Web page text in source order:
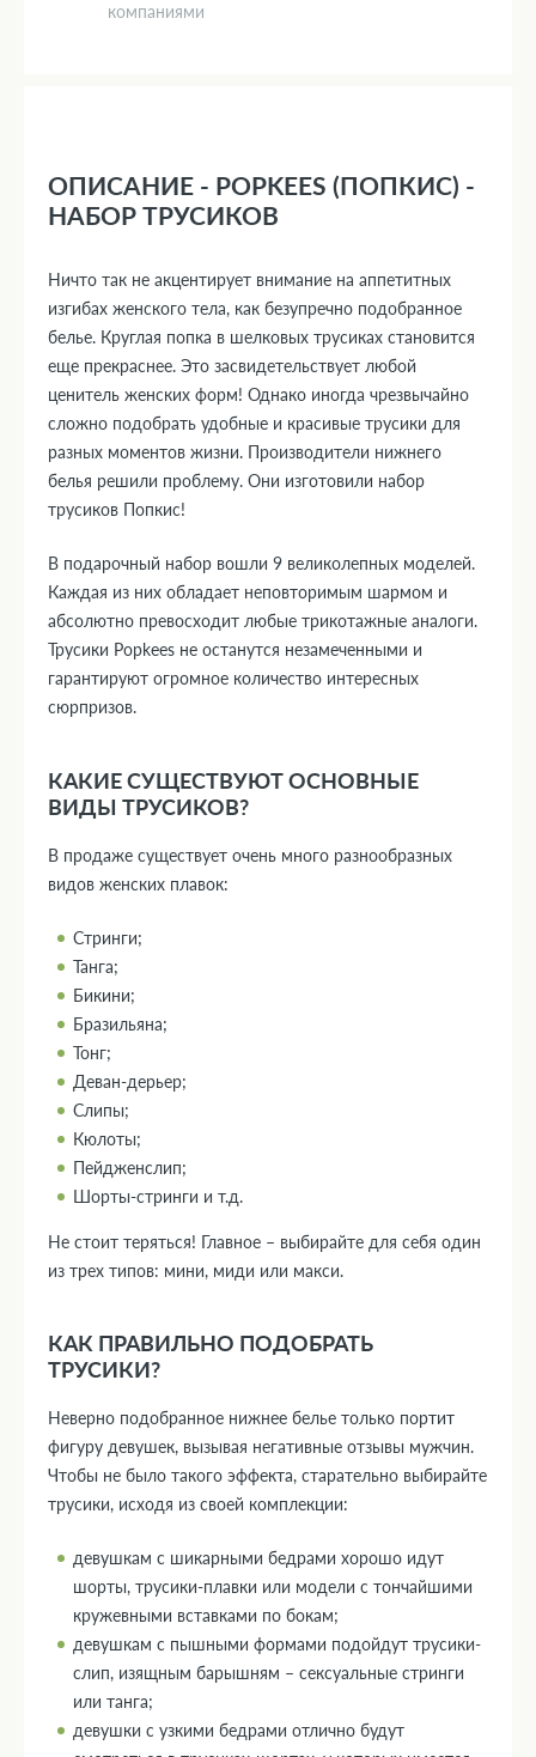
компаниями
ОПИСАНИЕ - POPKEES (ПОПКИС) -
НАБОР ТРУСИКОВ
Ничто так не акцентирует внимание на аппетитных
изгибах женского тела, как безупречно подобранное
белье. Круглая попка в шелковых трусиках становится
еще прекраснее. Это засвидетельствует любой
ценитель женских форм! Однако иногда чрезвычайно
сложно подобрать удобные и красивые трусики для
разных моментов жизни. Производители нижнего
белья решили проблему. Они изготовили набор
трусиков Попкис!
В подарочный набор вошли 9 великолепных моделей.
Каждая из них обладает неповторимым шармом и
абсолютно превосходит любые трикотажные аналоги.
Трусики Popkees не останутся незамеченными и
гарантируют огромное количество интересных
сюрпризов.
КАКИЕ СУЩЕСТВУЮТ ОСНОВНЫЕ
ВИДЫ ТРУСИКОВ?
В продаже существует очень много разнообразных
видов женских плавок:
Стринги;
Танга;
Бикини;
Бразильяна;
Тонг;
Деван-дерьер;
Слипы;
Кюлоты;
Пейдженслип;
Шорты-стринги и т.д.
Не стоит теряться! Главное – выбирайте для себя один
из трех типов: мини, миди или макси.
КАК ПРАВИЛЬНО ПОДОБРАТЬ
ТРУСИКИ?
Неверно подобранное нижнее белье только портит
фигуру девушек, вызывая негативные отзывы мужчин.
Чтобы не было такого эффекта, старательно выбирайте
трусики, исходя из своей комплекции:
девушкам с шикарными бедрами хорошо идут
шорты, трусики-плавки или модели с тончайшими
кружевными вставками по бокам;
девушкам с пышными формами подойдут трусики-
слип, изящным барышням – сексуальные стринги
или танга;
девушки с узкими бедрами отлично будут